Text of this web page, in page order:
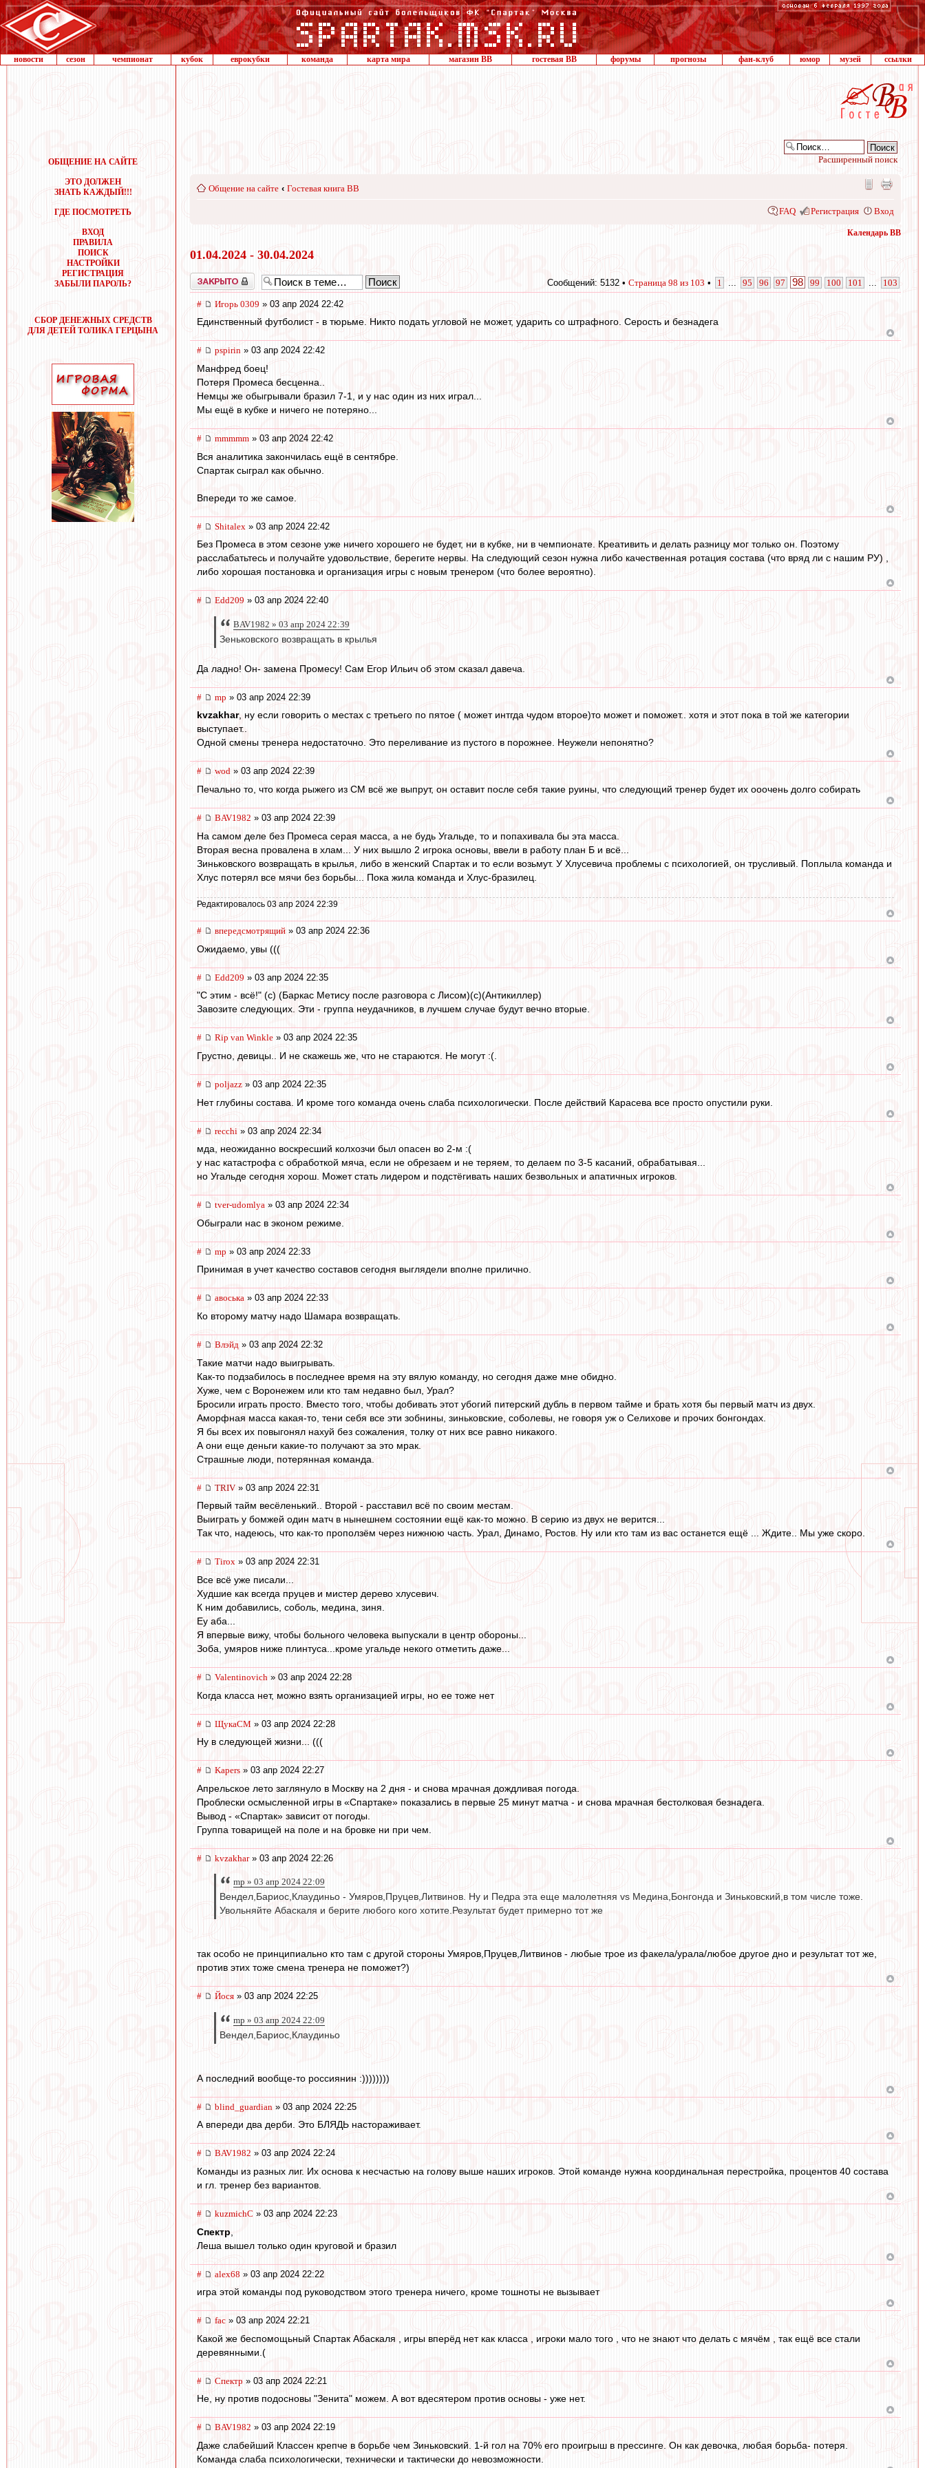
новости сезон чемпионат кубок еврокубки команда карта мира магазин ВВ гостевая ВВ форумы прогнозы фан-клуб юмор музей ссылки
ОБЩЕНИЕ НА САЙТЕ
ЭТО ДОЛЖЕН
ЗНАТЬ КАЖДЫЙ!!!
ГДЕ ПОСМОТРЕТЬ
ВХОД
ПРАВИЛА
ПОИСК
НАСТРОЙКИ
РЕГИСТРАЦИЯ
ЗАБЫЛИ ПАРОЛЬ?
СБОР ДЕНЕЖНЫХ СРЕДСТВ
ДЛЯ ДЕТЕЙ ТОЛИКА ГЕРЦЫНА
Расширенный поиск
Общение на сайте ‹ Гостевая книга ВВ
FAQ Регистрация Вход
Календарь ВВ
01.04.2024 - 30.04.2024
Закрыто Сообщений: 5132 • Страница 98 из 103 • 1 95 96 97 98 99 100 101 103
# Игорь 0309 » 03 апр 2024 22:42
Единственный футболист - в тюрьме. Никто подать угловой не может, ударить со штрафного. Серость и безнадега
# pspirin » 03 апр 2024 22:42
Манфред боец!
Потеря Промеса бесценна..
Немцы же обыгрывали бразил 7-1, и у нас один из них играл...
Мы ещё в кубке и ничего не потеряно...
# mmmmm » 03 апр 2024 22:42
Вся аналитика закончилась ещё в сентябре.
Спартак сыграл как обычно.
Впереди то же самое.
# Shitalex » 03 апр 2024 22:42
Без Промеса в этом сезоне уже ничего хорошего не будет, ни в кубке, ни в чемпионате. Креативить и делать разницу мог только он. Поэтому
расслабатьтесь и получайте удовольствие, берегите нервы. На следующий сезон нужна либо качественная ротация состава (что вряд ли с нашим РУ) ,
либо хорошая постановка и организация игры с новым тренером (что более вероятно).
# Edd209 » 03 апр 2024 22:40
BAV1982 » 03 апр 2024 22:39
Зеньковского возвращать в крылья
Да ладно! Он- замена Промесу! Сам Егор Ильич об этом сказал давеча.
# mp » 03 апр 2024 22:39
kvzakhar, ну если говорить о местах с третьего по пятое ( может интгда чудом второе)то может и поможет.. хотя и этот пока в той же категории
выступает..
Одной смены тренера недостаточно. Это переливание из пустого в порожнее. Неужели непонятно?
# wod » 03 апр 2024 22:39
Печально то, что когда рыжего из СМ всё же выпрут, он оставит после себя такие руины, что следующий тренер будет их ооочень долго собирать
# BAV1982 » 03 апр 2024 22:39
На самом деле без Промеса серая масса, а не будь Угальде, то и попахивала бы эта масса.
Вторая весна провалена в хлам... У них вышло 2 игрока основы, ввели в работу план Б и всё...
Зиньковского возвращать в крылья, либо в женский Спартак и то если возьмут. У Хлусевича проблемы с психологией, он трусливый. Поплыла команда и
Хлус потерял все мячи без борьбы... Пока жила команда и Хлус-бразилец.
Редактировалось 03 апр 2024 22:39
# впередсмотрящий » 03 апр 2024 22:36
Ожидаемо, увы (((
# Edd209 » 03 апр 2024 22:35
"С этим - всё!" (с) (Баркас Метису после разговора с Лисом)(с)(Антикиллер)
Завозите следующих. Эти - группа неудачников, в лучшем случае будут вечно вторые.
# Rip van Winkle » 03 апр 2024 22:35
Грустно, девицы.. И не скажешь же, что не стараются. Не могут :(.
# poljazz » 03 апр 2024 22:35
Нет глубины состава. И кроме того команда очень слаба психологически. После действий Карасева все просто опустили руки.
# recchi » 03 апр 2024 22:34
мда, неожиданно воскресший колхозчи был опасен во 2-м :(
у нас катастрофа с обработкой мяча, если не обрезаем и не теряем, то делаем по 3-5 касаний, обрабатывая...
но Угальде сегодня хорош. Может стать лидером и подстёгивать наших безвольных и апатичных игроков.
# tver-udomlya » 03 апр 2024 22:34
Обыграли нас в эконом режиме.
# mp » 03 апр 2024 22:33
Принимая в учет качество составов сегодня выглядели вполне прилично.
# авоська » 03 апр 2024 22:33
Ко второму матчу надо Шамара возвращать.
# Влэйд » 03 апр 2024 22:32
Такие матчи надо выигрывать.
Как-то подзабилось в последнее время на эту вялую команду, но сегодня даже мне обидно.
Хуже, чем с Воронежем или кто там недавно был, Урал?
Бросили играть просто. Вместо того, чтобы добивать этот убогий питерский дубль в первом тайме и брать хотя бы первый матч из двух.
Аморфная масса какая-то, тени себя все эти зобнины, зиньковские, соболевы, не говоря уж о Селихове и прочих бонгондах.
Я бы всех их повыгонял нахуй без сожаления, толку от них все равно никакого.
А они еще деньги какие-то получают за это мрак.
Страшные люди, потерянная команда.
# TRIV » 03 апр 2024 22:31
Первый тайм весёленький.. Второй - расставил всё по своим местам.
Выиграть у бомжей один матч в нынешнем состоянии ещё как-то можно. В серию из двух не верится...
Так что, надеюсь, что как-то проползём через нижнюю часть. Урал, Динамо, Ростов. Ну или кто там из вас останется ещё ... Ждите.. Мы уже скоро.
# Tirox » 03 апр 2024 22:31
Все всё уже писали...
Худшие как всегда пруцев и мистер дерево хлусевич.
К ним добавились, соболь, медина, зиня.
Еу аба...
Я впервые вижу, чтобы больного человека выпускали в центр обороны...
Зоба, умяров ниже плинтуса...кроме угальде некого отметить даже...
# Valentinovich » 03 апр 2024 22:28
Когда класса нет, можно взять организацией игры, но ее тоже нет
# ЩукаСМ » 03 апр 2024 22:28
Ну в следующей жизни... (((
# Kapers » 03 апр 2024 22:27
Апрельское лето заглянуло в Москву на 2 дня - и снова мрачная дождливая погода.
Проблески осмысленной игры в «Спартаке» показались в первые 25 минут матча - и снова мрачная бестолковая безнадега.
Вывод - «Спартак» зависит от погоды.
Группа товарищей на поле и на бровке ни при чем.
# kvzakhar» 03 апр 2024 22:26
mp » 03 апр 2024 22:09
Вендел,Бариос,Клаудиньо - Умяров,Пруцев,Литвинов. Ну и Педра эта еще малолетняя vs Медина,Бонгонда и Зиньковский,в том числе тоже.
Увольняйте Абаскаля и берите любого кого хотите.Результат будет примерно тот же
так особо не принципиально кто там с другой стороны Умяров,Пруцев,Литвинов - любые трое из факела/урала/любое другое дно и результат тот же,
против этих тоже смена тренера не поможет?)
# Йося » 03 апр 2024 22:25
mp » 03 апр 2024 22:09
Вендел,Бариос,Клаудиньо
А последний вообще-то россиянин :))))))))
# blind_guardian » 03 апр 2024 22:25
А впереди два дерби. Это БЛЯДЬ настораживает.
# BAV1982 » 03 апр 2024 22:24
Команды из разных лиг. Их основа к несчастью на голову выше наших игроков. Этой команде нужна координальная перестройка, процентов 40 состава
и гл. тренер без вариантов.
# kuzmichC » 03 апр 2024 22:23
Спектр
Леша вышел только один круговой и бразил
# alex68 » 03 апр 2024 22:22
игра этой команды под руководством этого тренера ничего, кроме тошноты не вызывает
# fac » 03 апр 2024 22:21
Какой же беспомощьный Спартак Абаскаля , игры вперёд нет как класса , игроки мало того , что не знают что делать с мячём , так ещё все стали
деревянными.(
# Спектр » 03 апр 2024 22:21
Не, ну против подосновы "Зенита" можем. А вот вдесятером против основы - уже нет.
# BAV1982 » 03 апр 2024 22:19
Даже слабейший Классен крепче в борьбе чем Зиньковский. 1-й гол на 70% его проигрыш в прессинге. Он как девочка, любая борьба- потеря.
Команда слаба психологически, технически и тактически до невозможности.